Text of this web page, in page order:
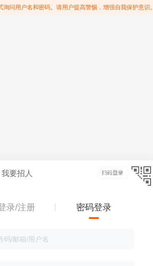
问用户名和密码。请用户提高警惕，增强自我保护意识。
我要招人
录/注册 密码登录